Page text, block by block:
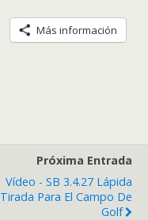
Más información
Próxima Entrada
Vídeo - SB 3.4.27 Lápida
Tirada Para El Campo De
Golf